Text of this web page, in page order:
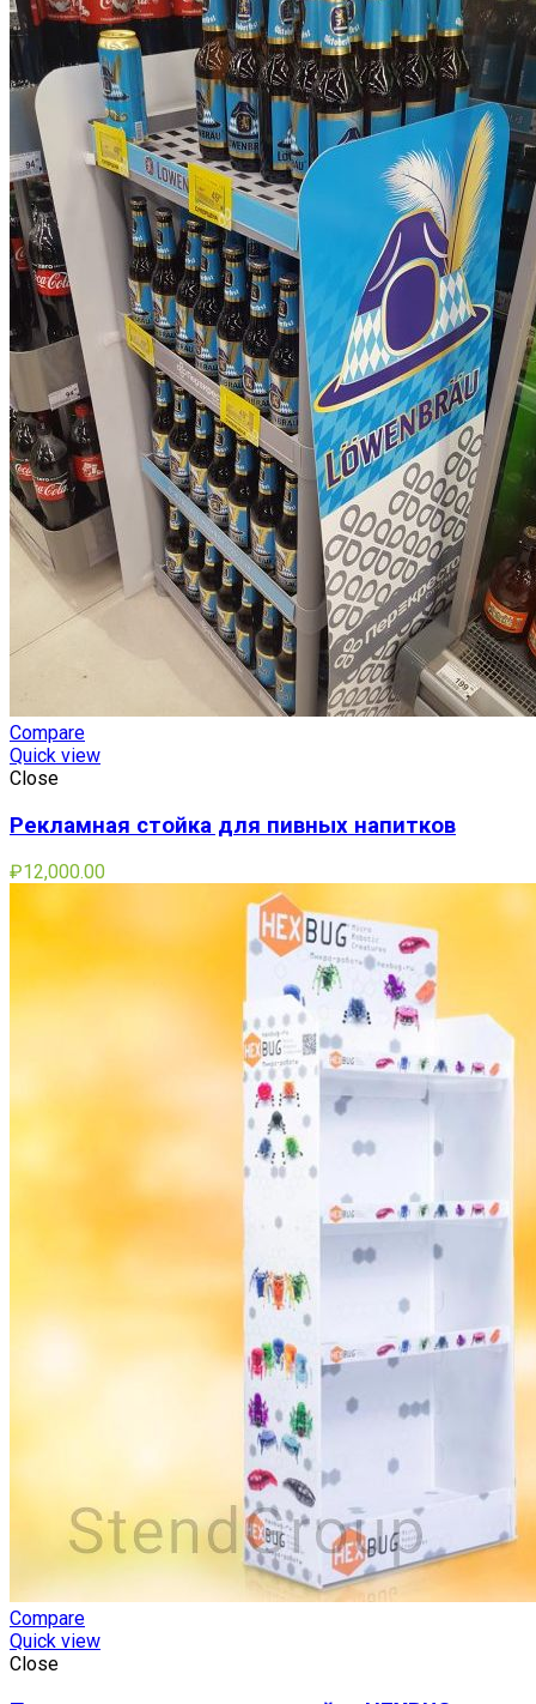
Compare
Quick view
Close
Рекламная стойка для пивных напитков
₽12,000.00
Compare
Quick view
Close